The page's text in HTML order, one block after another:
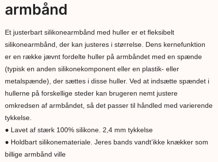
armbånd
Et justerbart silikonearmbånd med huller er et fleksibelt
silikonearmbånd, der kan justeres i størrelse. Dens kernefunktion
er en række jævnt fordelte huller på armbåndet med en spænde
(typisk en anden silikonekomponent eller en plastik- eller
metalspænde), der sættes i disse huller. Ved at indsætte spændet i
hullerne på forskellige steder kan brugeren nemt justere
omkredsen af armbåndet, så det passer til håndled med varierende
tykkelse.
● Lavet af stærk 100% silikone. 2,4 mm tykkelse
● Holdbart silikonemateriale. Jeres bands vandt’ikke knækker som
billige armbånd ville